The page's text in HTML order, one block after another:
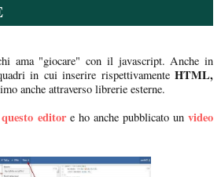
ama "giocare" con il javascript. Anche in
in cui inserire rispettivamente HTML,
anche attraverso librerie esterne.
editore ho anche pubblicato unvideo